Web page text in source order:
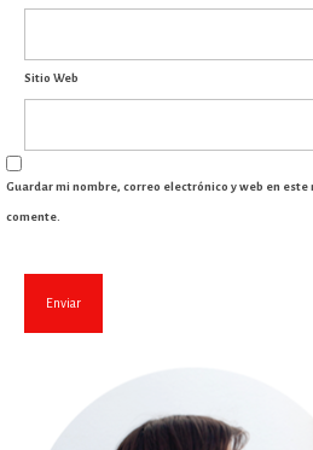
Sitio Web
Guardar mi nombre, correo electrónico y web en
comente.